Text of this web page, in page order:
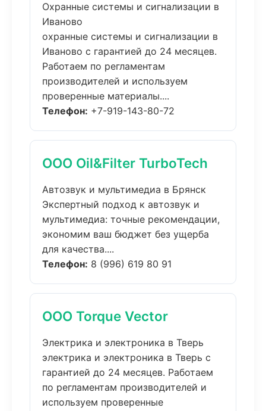
Охранные системы и сигнализации в
Иваново
охранные системы и сигнализации в
Иваново с гарантией до 24 месяцев.
Работаем по регламентам
производителей и используем
проверенные материалы....
Телефон: +7-919-143-80-72
ООО Oil&Filter TurboTech
Автозвук и мультимедиа в Брянск
Экспертный подход к автозвук и
мультимедиа: точные рекомендации,
экономим ваш бюджет без ущерба
для качества....
Телефон: 8 (996) 619 80 91
ООО Torque Vector
Электрика и электроника в Тверь
электрика и электроника в Тверь с
гарантией до 24 месяцев. Работаем
по регламентам производителей и
используем проверенные